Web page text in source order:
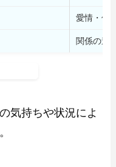
愛情・信
関係の進
気持ちや状況によ